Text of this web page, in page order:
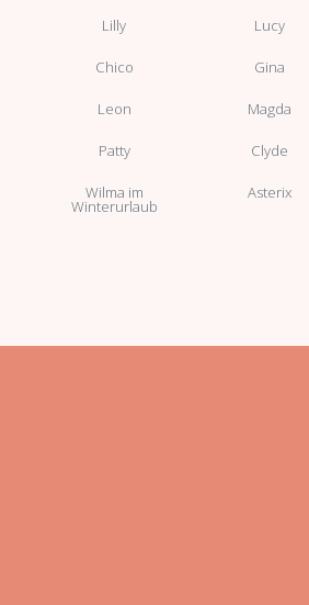
Lilly Lucy
Chico Gina
Leon Magda
Patty Clyde
Wilma im
Winterurlaub
Asterix